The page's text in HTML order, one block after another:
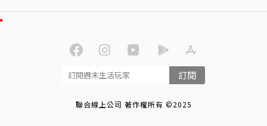
訂閱
聯合線上公司 著作權所有 ©2025